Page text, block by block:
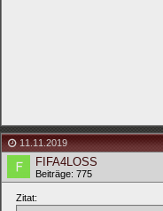
11.11.2019
FIFA4LOSS
Beiträge: 775
Zitat: